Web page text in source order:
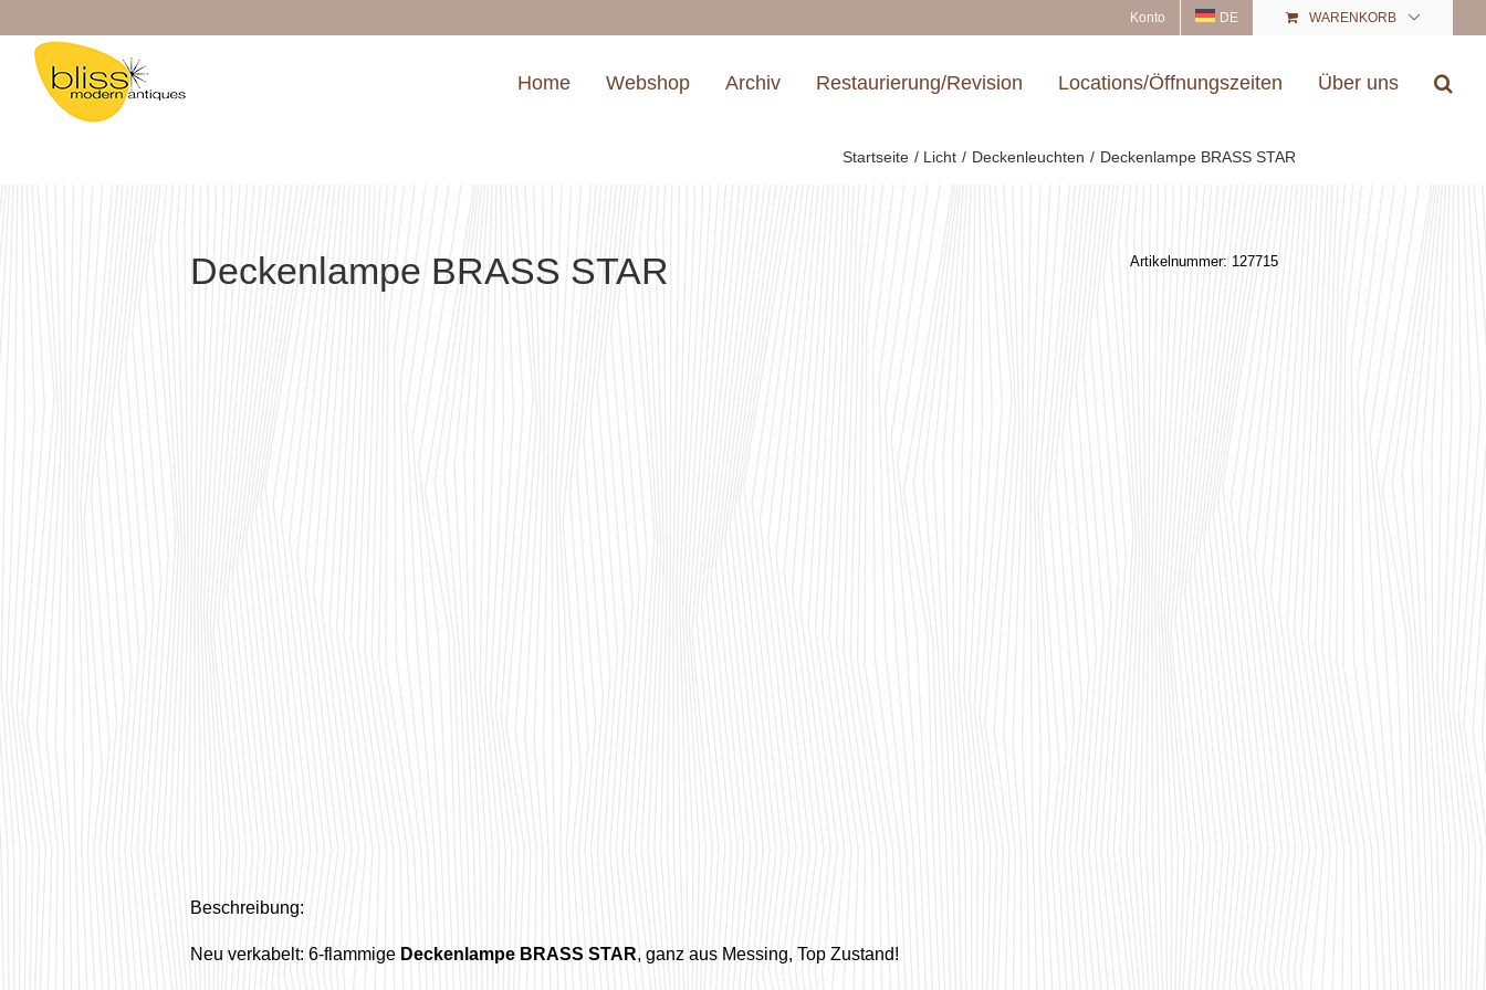
Inhalt
springen
Konto DE WARENKORB
Home Webshop Archiv Restaurierung/Revision Locations/Öffnungszeiten Über uns
Startseite Licht Deckenleuchten Deckenlampe BRASS STAR
Deckenlampe BRASS STAR Artikelnummer: 127715
Beschreibung:
Neu verkabelt: 6-flammige Deckenlampe BRASS STAR, ganz aus Messing, Top Zustand!